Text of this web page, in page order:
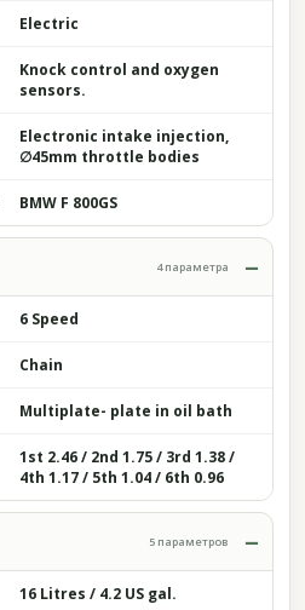
Electric
Knock control and oxygen
sensors.
Electronic intake injection,
∅45mm throttle bodies
BMW F 800GS
4 параметра
6 Speed
Chain
Multiplate- plate in oil bath
1st 2.46 / 2nd 1.75 / 3rd 1.38 /
4th 1.17 / 5th 1.04 / 6th 0.96
5 параметров
16 Litres / 4.2 US gal.